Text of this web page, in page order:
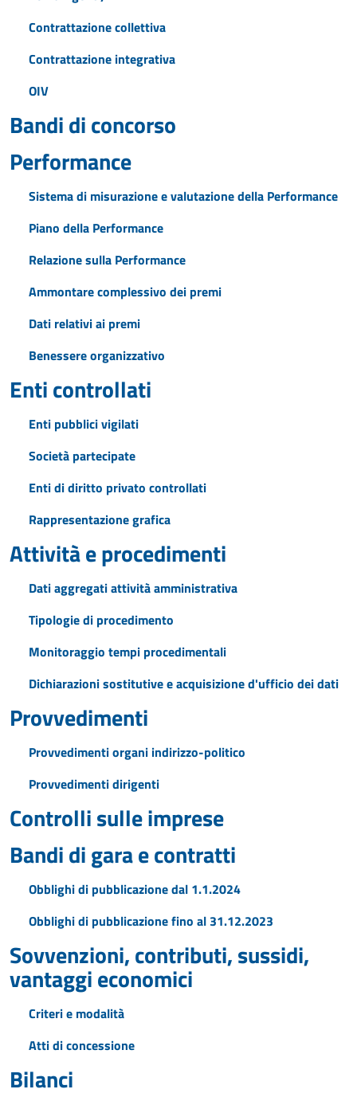
Contrattazione collettiva
Contrattazione integrativa
OIV
Bandi di concorso
Performance
Sistema di misurazione e valutazione della Performance
Piano della Performance
Relazione sulla Performance
Ammontare complessivo dei premi
Dati relativi ai premi
Benessere organizzativo
Enti controllati
Enti pubblici vigilati
Società partecipate
Enti di diritto privato controllati
Rappresentazione grafica
Attività e procedimenti
Dati aggregati attività amministrativa
Tipologie di procedimento
Monitoraggio tempi procedimentali
Dichiarazioni sostitutive e acquisizione d'ufficio dei dati
Provvedimenti
Provvedimenti organi indirizzo-politico
Provvedimenti dirigenti
Controlli sulle imprese
Bandi di gara e contratti
Obblighi di pubblicazione dal 1.1.2024
Obblighi di pubblicazione fino al 31.12.2023
Sovvenzioni, contributi, sussidi,
vantaggi economici
Criteri e modalità
Atti di concessione
Bilanci